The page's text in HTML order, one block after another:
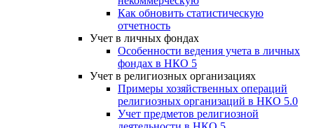
Как обновить статистическую
отчетность
Учет в личных фондах
Особенности ведения учета в личных
фондах в НКО 5
Учет в религиозных организациях
Примеры хозяйственных операций
религиозных организаций в НКО 5.0
Учет предметов религиозной